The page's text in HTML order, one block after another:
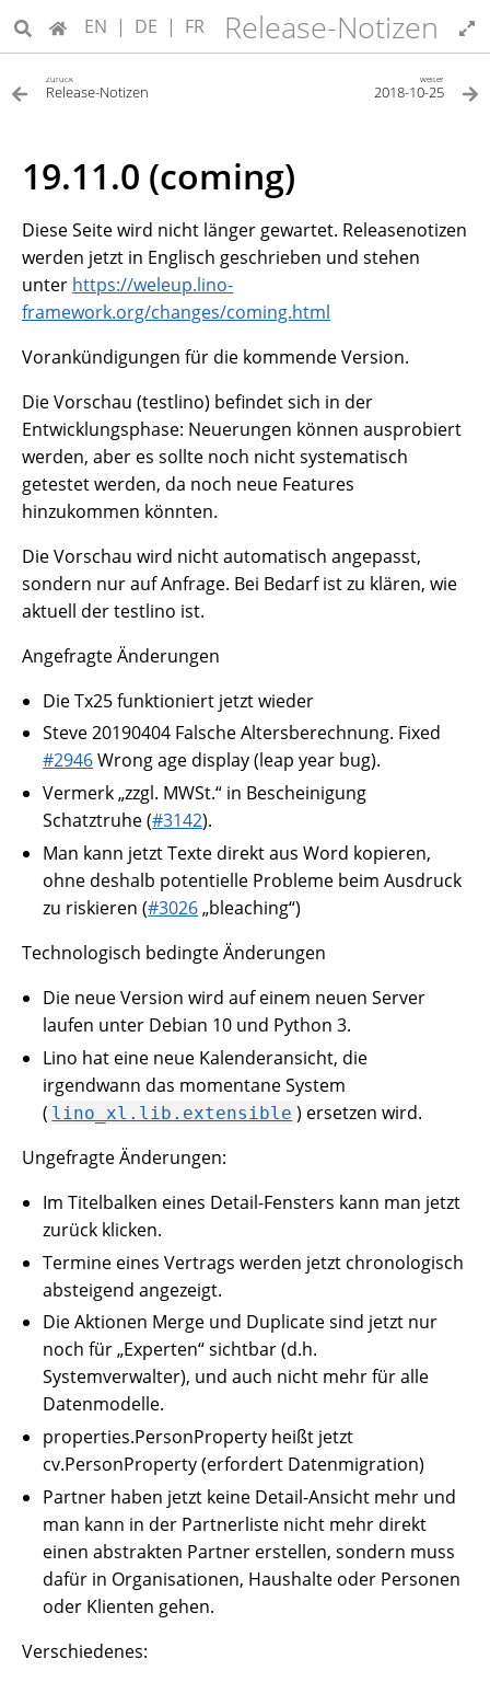
EN | DE | FR Release-Notizen
zurück
Release-Notizen
weiter
2018-10-25
19.11.0 (coming)
Diese Seite wird nicht länger gewartet. Releasenotizen
werden jetzt in Englisch geschrieben und stehen
unter https://weleup.lino-
framework.org/changes/coming.html
Vorankündigungen für die kommende Version.
Die Vorschau (testlino) befindet sich in der
Entwicklungsphase: Neuerungen können ausprobiert
werden, aber es sollte noch nicht systematisch
getestet werden, da noch neue Features
hinzukommen könnten.
Die Vorschau wird nicht automatisch angepasst,
sondern nur auf Anfrage. Bei Bedarf ist zu klären, wie
aktuell der testlino ist.
Angefragte Änderungen
Die Tx25 funktioniert jetzt wieder
Steve 20190404 Falsche Altersberechnung. Fixed
#2946Wrong age display (leap year bug).
Vermerk „zzgl. MWSt.“ in Bescheinigung
Schatztruhe (#3142).
Man kann jetzt Texte direkt aus Word kopieren,
ohne deshalb potentielle Probleme beim Ausdruck
zu riskieren (#3026„bleaching“)
Technologisch bedingte Änderungen
Die neue Version wird auf einem neuen Server
laufen unter Debian 10 und Python 3.
Lino hat eine neue Kalenderansicht, die
irgendwann das momentane System
( lino_xl.lib.extensible ) ersetzen wird.
Ungefragte Änderungen:
Im Titelbalken eines Detail-Fensters kann man jetzt
zurück klicken.
Termine eines Vertrags werden jetzt chronologisch
absteigend angezeigt.
Die Aktionen Merge und Duplicate sind jetzt nur
noch für „Experten“ sichtbar (d.h.
Systemverwalter), und auch nicht mehr für alle
Datenmodelle.
properties.PersonProperty heißt jetzt
cv.PersonProperty (erfordert Datenmigration)
Partner haben jetzt keine Detail-Ansicht mehr und
man kann in der Partnerliste nicht mehr direkt
einen abstrakten Partner erstellen, sondern muss
dafür in Organisationen, Haushalte oder Personen
oder Klienten gehen.
Verschiedenes: